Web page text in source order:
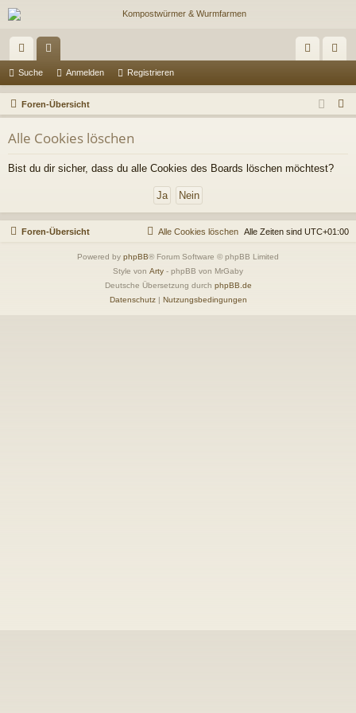
ch
ne
llz
ug
riff
en m
el
n
ist
rie
Suche Anmelden Registrieren
Foren-Übersicht
u
Alle Cookies löschen
Bist du dir sicher, dass du alle Cookies des Boards löschen möchtest?
Foren-Übersicht Alle Zeiten sind UTC+01:00
Alle Cookies löschen
Powered by phpBB® Forum Software © phpBB Limited
Style von Arty - phpBB von MrGaby
Deutsche Übersetzung durch phpBB.de
Datenschutz| Nutzungsbedingungen